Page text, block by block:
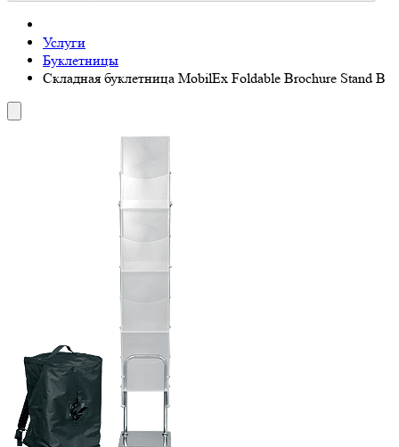
Услуги
Буклетницы
Складная буклетница MobilEx Foldable Brochure Stand B